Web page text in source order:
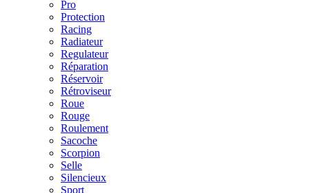
Pro
Protection
Racing
Radiateur
Regulateur
Réparation
Réservoir
Rétroviseur
Roue
Rouge
Roulement
Sacoche
Scorpion
Selle
Silencieux
Sport